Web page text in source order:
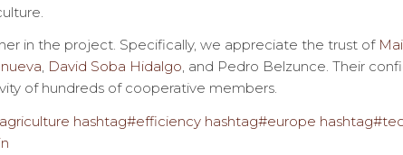
in the project. Specifically, we appreciate the trust of
, David Soba Hidalgo, and Pedro Belzunce. Their
of hundreds of cooperative members.
hashtag#efficiency hashtag#europe hashtag#